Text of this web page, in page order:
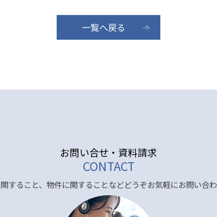
一覧へ戻る
お問い合せ・資料請求
CONTACT
すること、物件に関することなどどうぞお気軽にお問い合わ